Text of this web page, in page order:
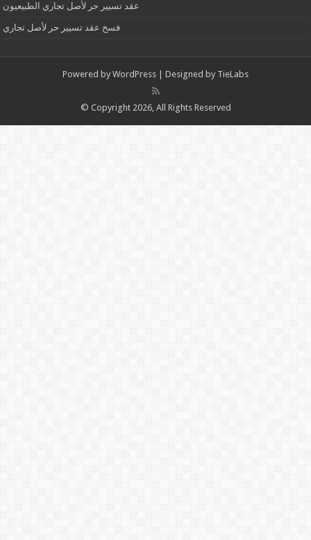
عقد تسيير حر لأصل تجاري الطبيعيون
فسخ عقد تسيير حر لأصل تجاري
Powered by WordPress | Designed by TieLabs
© Copyright 2026, All Rights Reserved